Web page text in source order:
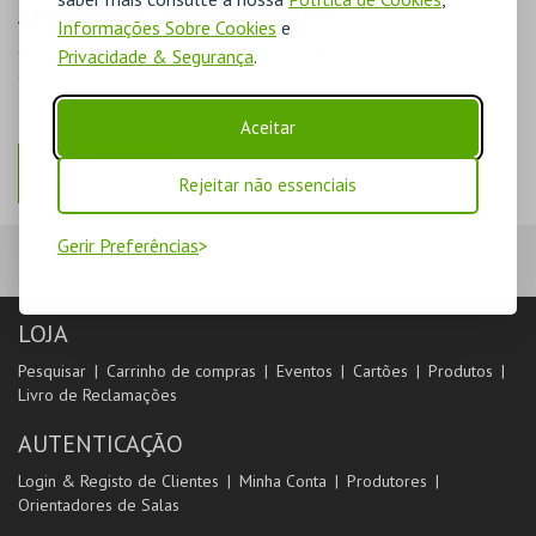
Informações Sobre Cookies e
Privacidade & Segurança.
Aceitar
Rejeitar não essenciais
Gerir Preferências
AINDA NÃO ESTOU REGISTADO
O registo na plataforma BOL permite-lhe acompanhar as suas
LOJA
Pesquisar Carrinho de compras Eventos Cartões
Produtos
Livro de Reclamações
AUTENTICAÇÃO
Login & Registo de Clientes Minha Conta
Produtores
Orientadores de Salas